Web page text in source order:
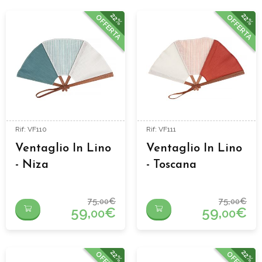
22%
OFFERTA
Rif: VF110
Ventaglio In Lino
- Niza
75,00€
59,00€
22%
OFFERTA
Rif: VF111
Ventaglio In Lino
- Toscana
75,00€
59,00€
22% 22%